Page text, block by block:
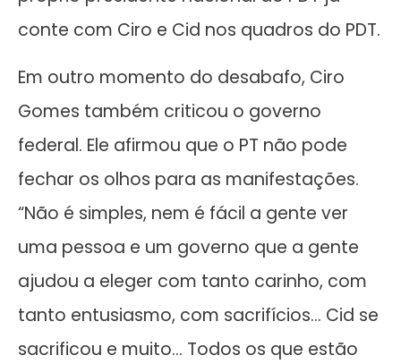
conte com Ciro e Cid nos quadros do PDT.
Em outro momento do desabafo, Ciro
Gomes também criticou o governo
federal. Ele afirmou que o PT não pode
fechar os olhos para as manifestações.
“Não é simples, nem é fácil a gente ver
uma pessoa e um governo que a gente
ajudou a eleger com tanto carinho, com
tanto entusiasmo, com sacrifícios… Cid se
sacrificou e muito… Todos os que estão